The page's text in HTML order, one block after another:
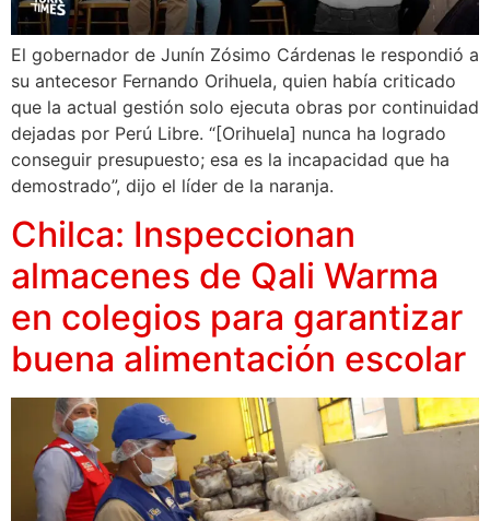
El gobernador de Junín Zósimo Cárdenas le respondió a
su antecesor Fernando Orihuela, quien había criticado
que la actual gestión solo ejecuta obras por continuidad
dejadas por Perú Libre. “[Orihuela] nunca ha logrado
conseguir presupuesto; esa es la incapacidad que ha
demostrado”, dijo el líder de la naranja.
Chilca: Inspeccionan
almacenes de Qali Warma
en colegios para garantizar
buena alimentación escolar